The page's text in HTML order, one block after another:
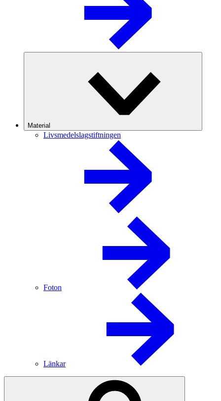
Material
Livsmedelslagstiftningen
Foton
Länkar